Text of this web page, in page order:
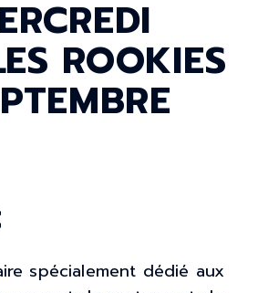
ROOKIES
spécialement dédié aux